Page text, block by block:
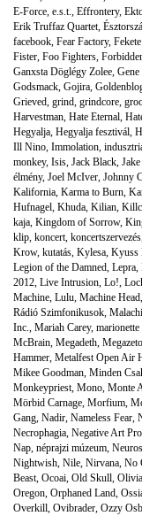
E-Force, e.s.t., Effrontery,
Erik Truffaz Quartet,
facebook, Fear Factory,
Fister, Foo Fighters,
Ganxsta Döglégy Zolee,
Godsmack, Gojira,
Grieved, grind, grindcore,
Harvestman, Hate Eternal,
Hegyalja, Hegyalja fesztivál,
Ill Nino, Immolation,
monkey, Isis, Jack Black,
élmény, Joel McIver, Johnny
Kalifornia, Karma to Burn,
Hufnagel, Khuda, Kilian,
kaja, Kingdom of Sorrow,
klip, koncert, koncertszervezés
Krow, kutatás, Kylesa, Kyuss
Legion of the Damned, Lepra,
2012, Live Intrusion, Lo!,
Machine, Lulu, Machine Head,
Rádió Szimfonikusok, Malachi
Inc., Mariah Carey,
McBrain, Megadeth,
Hammer, Metalfest Open Air
Mikee Goodman, Minden
Monkeypriest, Mono, Monte
Mörbid Carnage, Morfium,
Gang, Nadir, Nameless Fear,
Necrophagia, Negative Art
Nap, néprajzi múzeum,
Nightwish, Nile, Nirvana, No
Beast, Ocoai, Old Skull,
Oregon, Orphaned Land,
Overkill, Ovibrader, Ozzy